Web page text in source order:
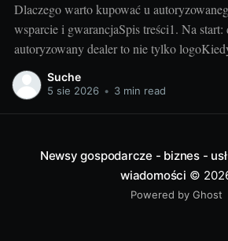
Dlaczego warto kupować u
wsparcie i gwarancjaSpis treści1. Na start:
autoryzowany dealer to nie tylko
autoryzowanego dealera”, to nie jest
świecie audio‑wideo, gdzie liczą się
Suche
5 sie 2026 • 3 min read
Newsy gospodarcze - biznes -
wiadomości ©
Powered by Ghost